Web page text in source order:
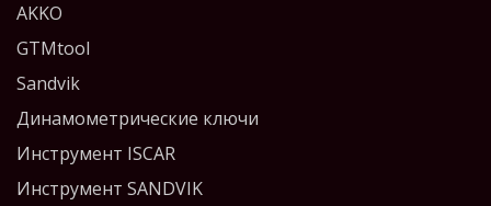
AKKO
GTMtool
Sandvik
Динамометрические ключи
Инструмент ISCAR
Инструмент SANDVIK